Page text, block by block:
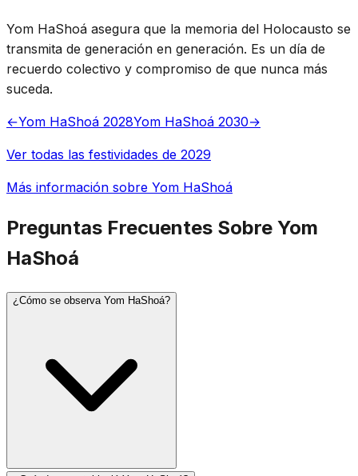
Yom HaShoá asegura que la memoria del Holocausto se
transmita de generación en generación. Es un día de
recuerdo colectivo y compromiso de que nunca más
suceda.
←Yom HaShoá 2028Yom HaShoá 2030→
Ver todas las festividades de 2029
Más información sobre Yom HaShoá
Preguntas Frecuentes Sobre Yom
HaShoá
¿Cómo se observa Yom HaShoá?